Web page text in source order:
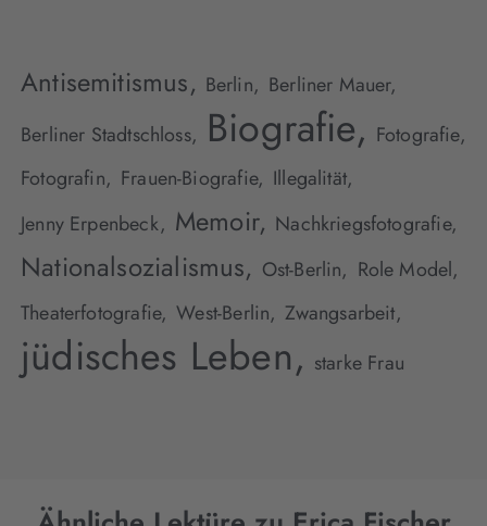
Antisemitismus, Berlin, Berliner Mauer,
Berliner Stadtschloss, Biografie, Fotografie,
Fotografin, Frauen-Biografie, Illegalität,
Jenny Erpenbeck, Memoir, Nachkriegsfotografie,
Nationalsozialismus, Ost-Berlin, Role Model,
Theaterfotografie, West-Berlin, Zwangsarbeit,
jüdisches Leben, starke Frau